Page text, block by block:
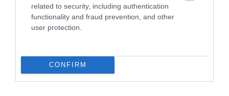
related to security, including authentication
functionality and fraud prevention, and other
user protection.
CONFIRM